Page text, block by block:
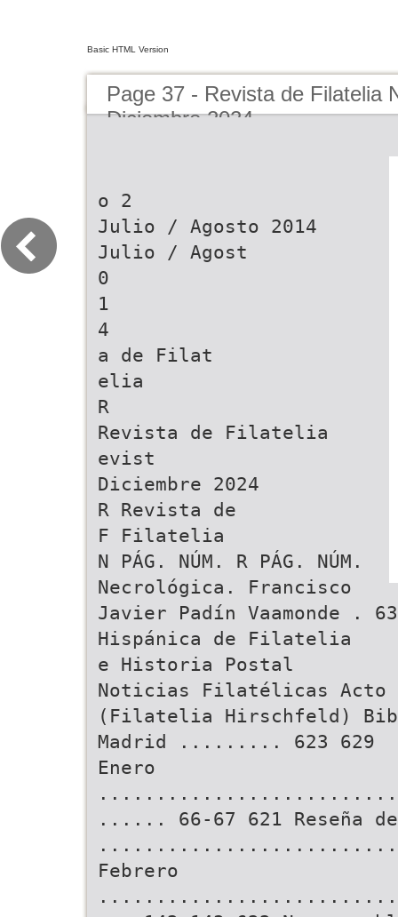
Basic HTML Version
Page 37 - Revista de Filatelia
Diciembre 2024
o 2
Julio / Agosto 2014
Julio / Agost
0
1
4
a de Filat
elia
R
Revista de Filatelia
evist
Diciembre 2024
R Revista de
F Filatelia
N PÁG. NÚM. R PÁG. NÚM.
Necrológica. Francisco
Javier Padín Vaamonde .
Hispánica de Filatelia
e Historia Postal
Noticias Filatélicas Acto
(Filatelia Hirschfeld)
Madrid ......... 623 629
Enero
...... 66-67 621 Reseña
Febrero